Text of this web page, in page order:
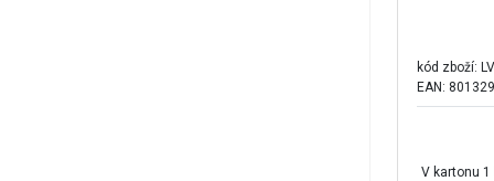
kód zboží:
EAN:
V kartonu 1